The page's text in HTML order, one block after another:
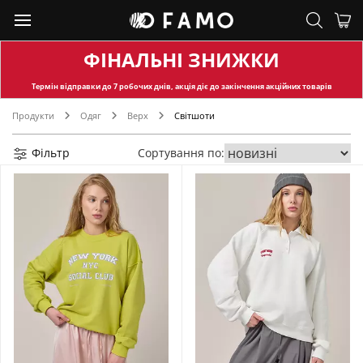
ФІНАЛЬНІ ЗНИЖКИ
Термін відправкидо 7 робочих днів, акція діє до закінчення акційних товарів
Продукти Одяг Верх Світшоти
Фільтр Сортування по: